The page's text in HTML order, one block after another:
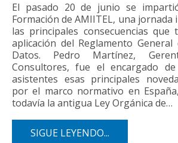
El pasado 20 de junio se
Formación de AMIITEL, una
las principales consecuencias que
aplicación del Reglamento
Datos. Pedro Martínez,
Consultores, fue el encargado
asistentes esas principales
por el marco normativo en
todavía la antigua Ley Orgánica de…
SIGUE LEYENDO...